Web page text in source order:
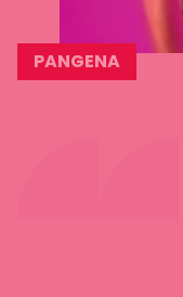
PANGENA
Lees
meer